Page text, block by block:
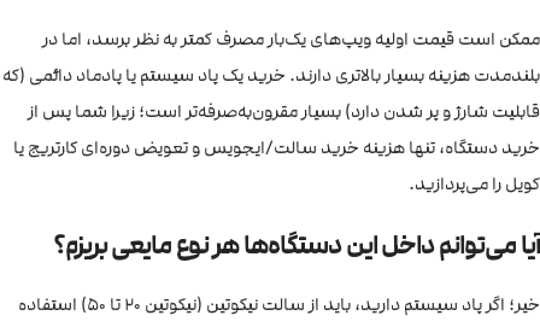
ممکن است قیمت اولیه ویپ‌های یک‌بار مصرف کمتر به نظر برسد، اما در
بلندمدت هزینه بسیار بالاتری دارند. خرید یک پاد سیستم یا پادماد دائمی (که
قابلیت شارژ و پر شدن دارد) بسیار مقرون‌به‌صرفه‌تر است؛ زیرا شما پس از
خرید دستگاه، تنها هزینه خرید سالت/ایجویس و تعویض دوره‌ای کارتریج یا
کویل را می‌پردازید.
آیا می‌توانم داخل این دستگاه‌ها هر نوع مایعی بریزم؟
خیر؛ اگر پاد سیستم دارید، باید از سالت نیکوتین (نیکوتین ۲۰ تا ۵۰) استفاده